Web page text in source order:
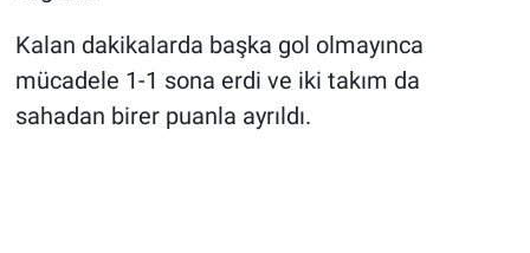
Kalan dakikalarda başka gol olmayınca
mücadele 1-1 sona erdi ve iki takım da
sahadan birer puanla ayrıldı.